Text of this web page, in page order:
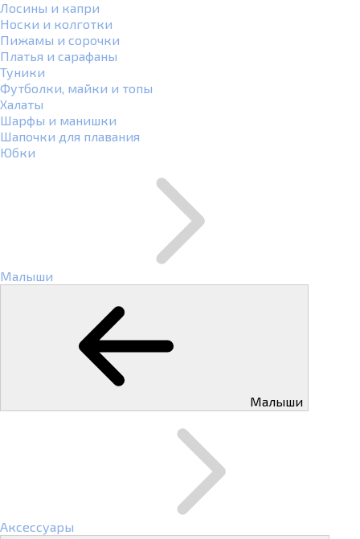
Лосины и капри
Носки и колготки
Пижамы и сорочки
Платья и сарафаны
Туники
Футболки, майки и топы
Халаты
Шарфы и манишки
Шапочки для плавания
Юбки
Малыши
Малыши
Аксессуары